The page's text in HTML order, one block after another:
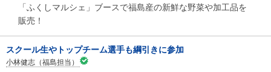
「ふくしマルシェ」ブースで福島産の新鮮な野菜や加工品を
販売！
スクール生やトップチーム選手も綱引きに参加
小林健志（福島担当）